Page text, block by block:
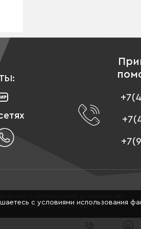
Российской Федерации.
с условиями использования